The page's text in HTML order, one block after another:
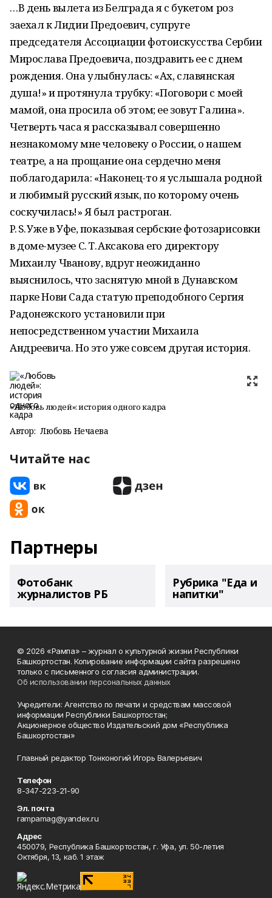
…В день вылета из Белграда я с букетом роз
заехал к Лидии Предоевич, супруге
председателя Ассоциации фотоискусства Сербии
Мирослава Предоевича, поздравить ее с днем
рождения. Она улыбнулась: «Ах, славянская
душа!» и протянула трубку: «Поговори с моей
мамой, она просила об этом; ее зовут Галина».
Четверть часа я рассказывал совершенно
незнакомому мне человеку о России, о нашем
театре, а на прощание она сердечно меня
поблагодарила: «Наконец-то я услышала родной
и любимый русский язык, по которому очень
соскучилась!» Я был растроган.
P. S. Уже в Уфе, показывая сербские фотозарисовки
в доме-музее С. Т. Аксакова его директору
Михаилу Чванову, вдруг неожиданно
выяснилось, что заснятую мной в Дунавском
парке Нови Сада статую преподобного Сергия
Радонежского установили при
непосредственном участии Михаила
Андреевича. Но это уже совсем другая история.
«Любовь людей»: история одного кадра
Автор: Любовь Нечаева
Читайте нас
Партнеры
Фотобанк
журналистов РБ
Рубрика "Еда и
напитки"
© 2026 «Рампа» – журнал о культурной жизни Республики
Башкортостан. Копирование информации сайта разрешено
только с письменного согласия администрации.
Об использовании персональных данных
Учредители: Агентство по печати и средствам массовой
информации Республики Башкортостан;
Акционерное общество Издательский дом «Республика
Башкортостан»
Главный редактор Тонконогий Игорь Валерьевич
Телефон
8-347-223-21-90
Эл. почта
rampamag@yandex.ru
Адрес
450079, Республика Башкортостан, г. Уфа, ул. 50-летия
Октября, 13, каб. 1 этаж